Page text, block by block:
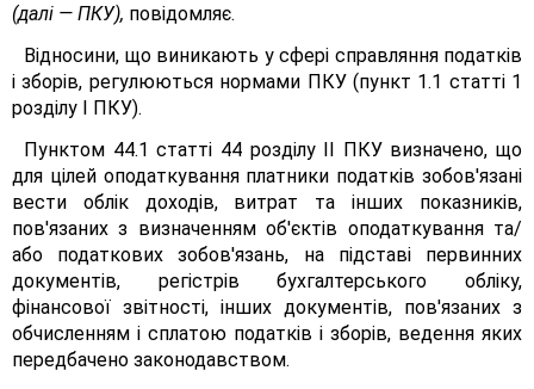
(далі — ПКУ), повідомляє.
Відносини, що виникають у сфері справляння податків
і зборів, регулюються нормами ПКУ (пункт 1.1 статті 1
розділу І ПКУ).
Пунктом 44.1 статті 44 розділу II ПКУ визначено, що
для цілей оподаткування платники податків зобов'язані
вести облік доходів, витрат та інших показників,
пов'язаних з визначенням об'єктів оподаткування та/
або податкових зобов'язань, на підставі первинних
документів, регістрів бухгалтерського обліку,
фінансової звітності, інших документів, пов'язаних з
обчисленням і сплатою податків і зборів, ведення яких
передбачено законодавством.